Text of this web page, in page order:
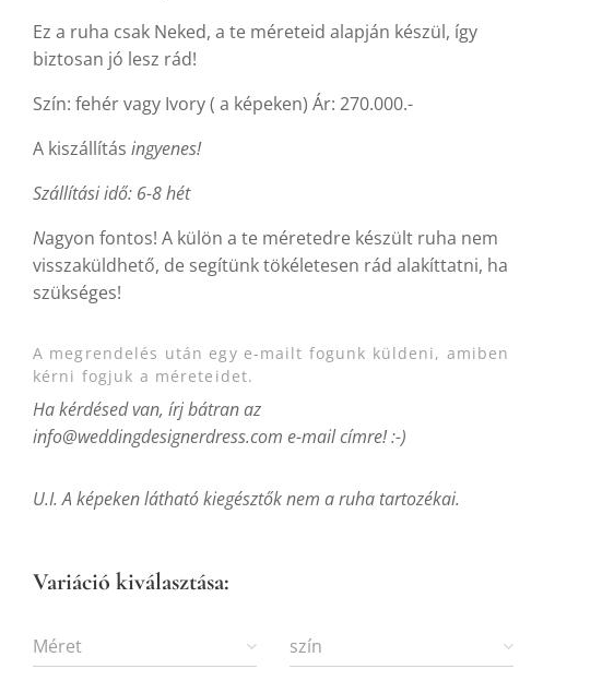
Ez a ruha csak Neked, a te méreteid alapján készül, így
biztosan jó lesz rád!
Szín: fehér vagy Ivory ( a képeken) Ár: 270.000.-
A kiszállítás ingyenes!
Szállítási idő: 6-8 hét
Nagyon fontos! A külön a te méretedre készült ruha nem
visszaküldhető, de segítünk tökéletesen rád alakíttatni, ha
szükséges!
A megrendelés után egy e-mailt fogunk küldeni, amiben
kérni fogjuk a méreteidet.
Ha kérdésed van, írj bátran az
info@weddingdesignerdress.com e-mail címre! :-)
U.I. A képeken látható kiegésztők nem a ruha tartozékai.
Variáció kiválasztása:
Méret szín